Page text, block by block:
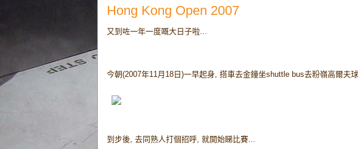
Hong Kong Open 2007
又到咗一年一度嘅大日子啦...
今朝(2007年11月18日)一早起身, 搭車去金鐘坐shuttle bus去粉嶺高爾夫球
到步後, 去同熟人打個招呼, 就開始睇比賽...